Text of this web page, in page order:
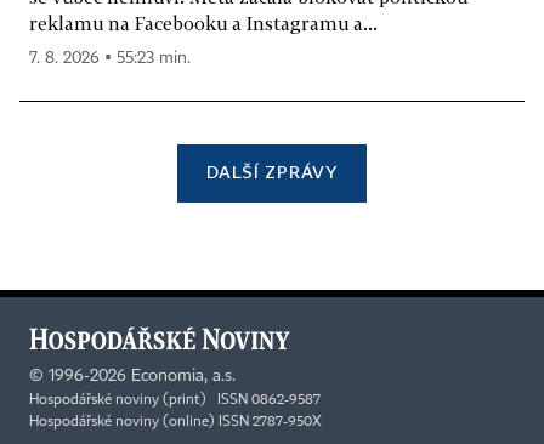
reklamu na Facebooku a Instagramu a...
7. 8. 2026 ▪ 55:23 min.
DALŠÍ ZPRÁVY
© 1996-2026 Economia, a.s.
Hospodářské noviny (print) ISSN 0862-9587
Hospodářské noviny (online) ISSN 2787-950X